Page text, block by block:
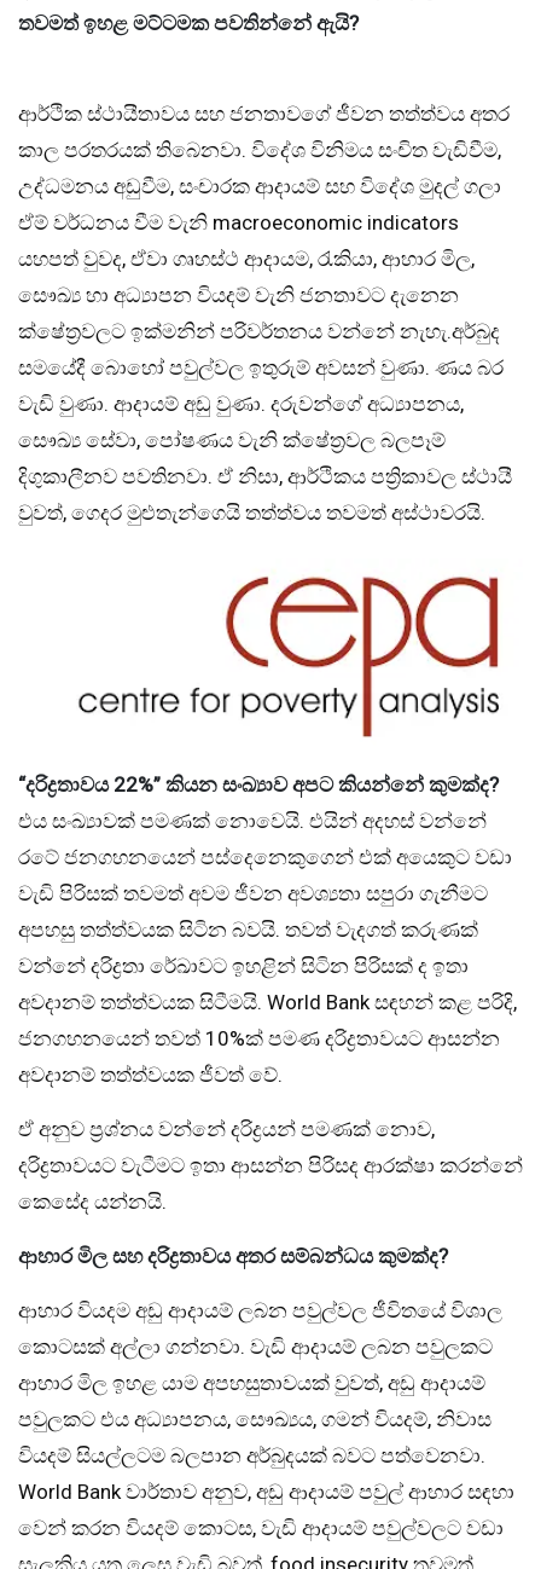
තවමත් ඉහළ මට්ටමක පවතින්නේ ඇයි?
ආර්ථික ස්ථායීතාවය සහ ජනතාවගේ ජීවන තත්ත්වය අතර
කාල පරතරයක් තිබෙනවා. විදේශ විනිමය සංචිත වැඩිවීම,
උද්ධමනය අඩුවීම, සංචාරක ආදායම් සහ විදේශ මුදල් ගලා
ඒම් වර්ධනය වීම වැනි macroeconomic indicators
යහපත් වුවද, ඒවා ගෘහස්ථ ආදායම, රැකියා, ආහාර මිල,
සෞඛ්‍ය හා අධ්‍යාපන වියදම් වැනි ජනතාවට දැනෙන
ක්ෂේත්‍රවලට ඉක්මනින් පරිවර්තනය වන්නේ නැහැ.අර්බුද
සමයේදී බොහෝ පවුල්වල ඉතුරුම් අවසන් වුණා. ණය බර
වැඩි වුණා. ආදායම් අඩු වුණා. දරුවන්ගේ අධ්‍යාපනය,
සෞඛ්‍ය සේවා, පෝෂණය වැනි ක්ෂේත්‍රවල බලපෑම්
දිගුකාලීනව පවතිනවා. ඒ නිසා, ආර්ථිකය පත්‍රිකාවල ස්ථායී
වුවත්, ගෙදර මුළුතැන්ගෙයි තත්ත්වය තවමත් අස්ථාවරයි.
“දරිද්‍රතාවය 22%” කියන සංඛ්‍යාව අපට කියන්නේ කුමක්ද?
එය සංඛ්‍යාවක් පමණක් නොවෙයි. එයින් අදහස් වන්නේ
රටේ ජනගහනයෙන් පස්දෙනෙකුගෙන් එක් අයෙකුට වඩා
වැඩි පිරිසක් තවමත් අවම ජීවන අවශ්‍යතා සපුරා ගැනීමට
අපහසු තත්ත්වයක සිටින බවයි. තවත් වැදගත් කරුණක්
වන්නේ දරිද්‍රතා රේඛාවට ඉහළින් සිටින පිරිසක් ද ඉතා
අවදානම් තත්ත්වයක සිටීමයි. World Bank සඳහන් කළ පරිදි,
ජනගහනයෙන් තවත් 10%ක් පමණ දරිද්‍රතාවයට ආසන්න
අවදානම් තත්ත්වයක ජීවත් වේ.
ඒ අනුව ප්‍රශ්නය වන්නේ දරිද්‍රයන් පමණක් නොව,
දරිද්‍රතාවයට වැටීමට ඉතා ආසන්න පිරිසද ආරක්ෂා කරන්නේ
කෙසේද යන්නයි.
ආහාර මිල සහ දරිද්‍රතාවය අතර සම්බන්ධය කුමක්ද?
ආහාර වියදම අඩු ආදායම් ලබන පවුල්වල ජීවිතයේ විශාල
කොටසක් අල්ලා ගන්නවා. වැඩි ආදායම් ලබන පවුලකට
ආහාර මිල ඉහළ යාම අපහසුතාවයක් වුවත්, අඩු ආදායම්
පවුලකට එය අධ්‍යාපනය, සෞඛ්‍යය, ගමන් වියදම්, නිවාස
වියදම් සියල්ලටම බලපාන අර්බුදයක් බවට පත්වෙනවා.
World Bank වාර්තාව අනුව, අඩු ආදායම් පවුල් ආහාර සඳහා
වෙන් කරන වියදම් කොටස, වැඩි ආදායම් පවුල්වලට වඩා
සැලකිය යුතු ලෙස වැඩි බවත්, food insecurity තවමත්